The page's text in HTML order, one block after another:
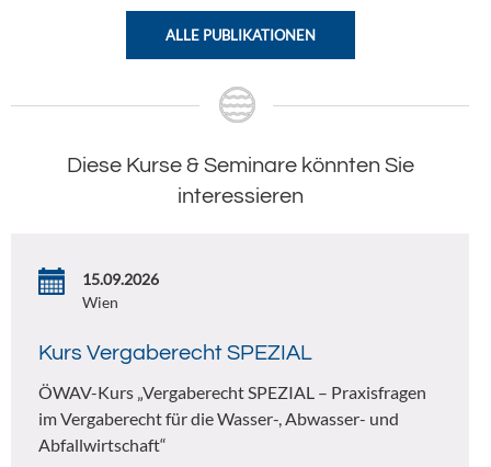
ALLE PUBLIKATIONEN
Diese Kurse & Seminare könnten Sie
interessieren
15.09.2026
Wien
Kurs Vergaberecht SPEZIAL
ÖWAV-Kurs „Vergaberecht SPEZIAL – Praxisfragen
im Vergaberecht für die Wasser-, Abwasser- und
Abfallwirtschaft“